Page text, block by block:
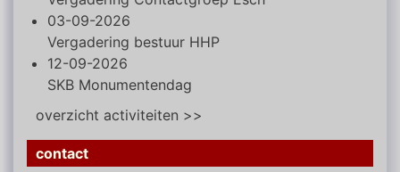
03-09-2026
Vergadering bestuur HHP
12-09-2026
SKB Monumentendag
overzicht activiteiten >>
contact